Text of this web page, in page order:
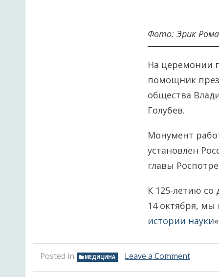
Фото: Эрик
На церемонии
помощник
общества
Голубев.
Монумент
установлен
главы
К 125-летию со
14 октября, мы
истории науки
Posted in МЕДИЦИНА Leave a Commenton